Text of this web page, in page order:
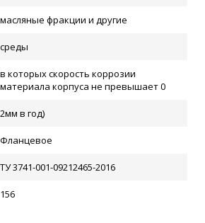
масляные фракции и другие
среды
в которых скорость коррозии
материала корпуса не превышает 0
2мм в год)
Фланцевое
ТУ 3741-001-09212465-2016
156